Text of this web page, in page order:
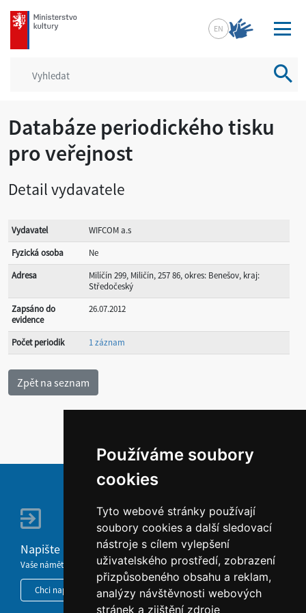
Používáme soubory
cookies
Tyto webové stránky používají
soubory cookies a další sledovací
nástroje s cílem vylepšení
uživatelského prostředí, zobrazení
přizpůsobeného obsahu a reklam,
analýzy návštěvnosti webových
stránek a zjištění zdroje
mkcr.cz
EN
Databáze periodického tisku
pro veřejnost
Detail vydavatele
Vydavatel
WIFCOM a.s
Fyzická osoba
Ne
Adresa
Milíčín 299, Miličín, 257 86, okres: Benešov, kraj:
Středočeský
Zapsáno do
evidence
26.07.2012
Počet periodik 1 záznam
Napište nám
Vaše náměty, komentáře, připomínky a dotazy nezůstanou bez odezvy.
Chci napsat MKČR